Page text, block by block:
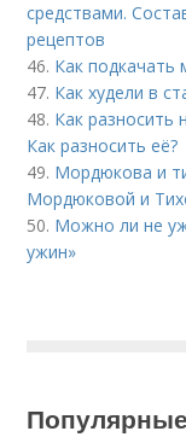
средствами.
рецептов
46. Как
47. Как худели в
48. Как
Как разносить её?
49. Мордюкова и
Мордюковой и
50. Можно ли не
ужин»